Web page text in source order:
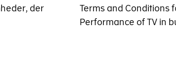
der
Terms and Conditions
Performance of TV in